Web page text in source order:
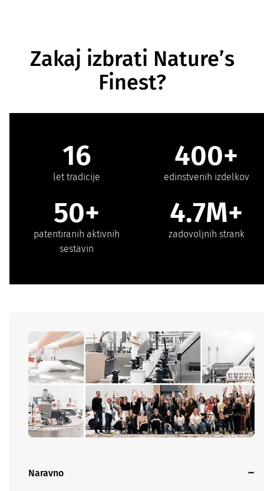
Zakaj izbrati Nature’s
Finest?
16
let tradicije
400+
edinstvenih izdelkov
50+
patentiranih aktivnih
sestavin
4.7M+
zadovoljnih strank
Naravno